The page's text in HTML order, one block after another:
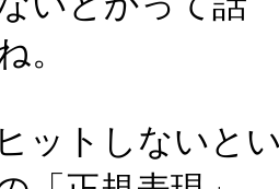
。
ットしないと